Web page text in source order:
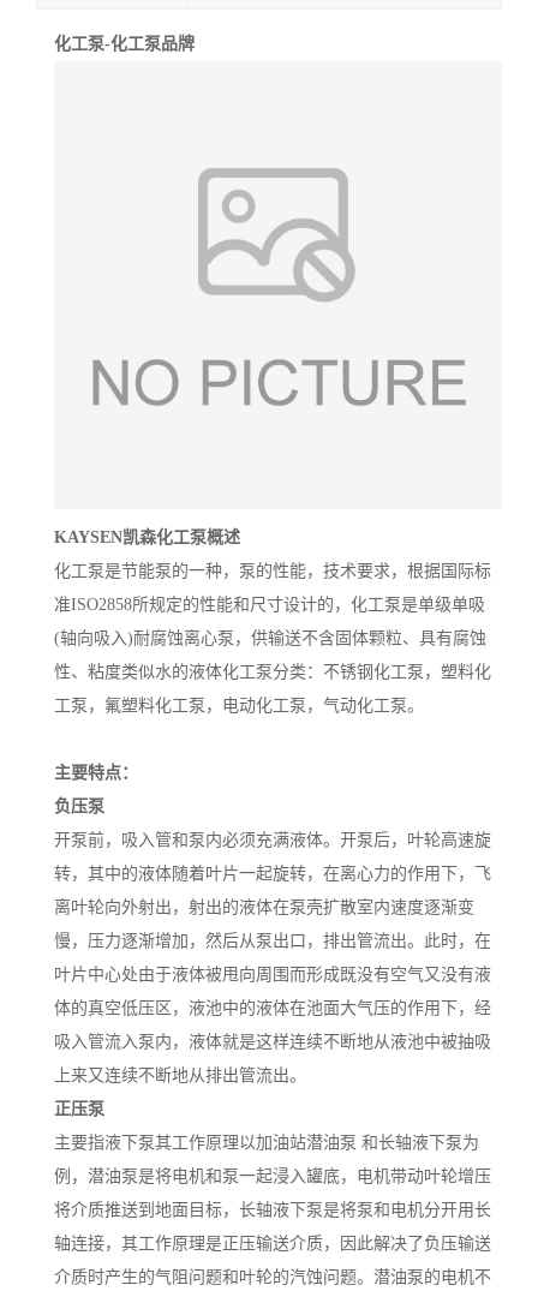
化工泵-化工泵品牌
KAYSEN凯森化工泵概述
化工泵是节能泵的一种，泵的性能，技术要求，根据国际标
准ISO2858所规定的性能和尺寸设计的，化工泵是单级单吸
(轴向吸入)耐腐蚀离心泵，供输送不含固体颗粒、具有腐蚀
性、粘度类似水的液体化工泵分类：不锈钢化工泵，塑料化
工泵，氟塑料化工泵，电动化工泵，气动化工泵。
主要特点：
负压泵
开泵前，吸入管和泵内必须充满液体。开泵后，叶轮高速旋
转，其中的液体随着叶片一起旋转，在离心力的作用下，飞
离叶轮向外射出，射出的液体在泵壳扩散室内速度逐渐变
慢，压力逐渐增加，然后从泵出口，排出管流出。此时，在
叶片中心处由于液体被甩向周围而形成既没有空气又没有液
体的真空低压区，液池中的液体在池面大气压的作用下，经
吸入管流入泵内，液体就是这样连续不断地从液池中被抽吸
上来又连续不断地从排出管流出。
正压泵
主要指液下泵其工作原理以加油站潜油泵 和长轴液下泵为
例，潜油泵是将电机和泵一起浸入罐底，电机带动叶轮增压
将介质推送到地面目标，长轴液下泵是将泵和电机分开用长
轴连接，其工作原理是正压输送介质，因此解决了负压输送
介质时产生的气阻问题和叶轮的汽蚀问题。潜油泵的电机不